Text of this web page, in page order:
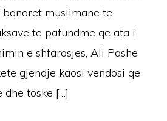
muslimane te
te pafundme qe ata i
e shfarosjes, Ali Pashe
gjendje kaosi vendosi qe
toske […]